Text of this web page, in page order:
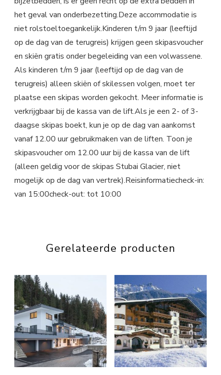
het geval van onderbezetting.Deze accommodatie is
niet rolstoeltoegankelijk.Kinderen t/m 9 jaar (leeftijd
op de dag van de terugreis) krijgen geen skipasvoucher
en skiën gratis onder begeleiding van een volwassene.
Als kinderen t/m 9 jaar (leeftijd op de dag van de
terugreis) alleen skiën of skilessen volgen, moet ter
plaatse een skipas worden gekocht. Meer informatie is
verkrijgbaar bij de kassa van de lift.Als je een 2- of 3-
daagse skipas boekt, kun je op de dag van aankomst
vanaf 12.00 uur gebruikmaken van de liften. Toon je
skipasvoucher om 12.00 uur bij de kassa van de lift
(alleen geldig voor de skipas Stubai Glacier, niet
mogelijk op de dag van vertrek).Reisinformatiecheck-in:
van 15:00check-out: tot 10:00
Gerelateerde producten